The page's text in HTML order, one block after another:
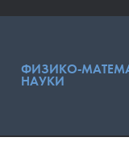
ФИЗИКО-
НАУКИ